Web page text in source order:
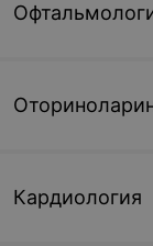
Кардиология